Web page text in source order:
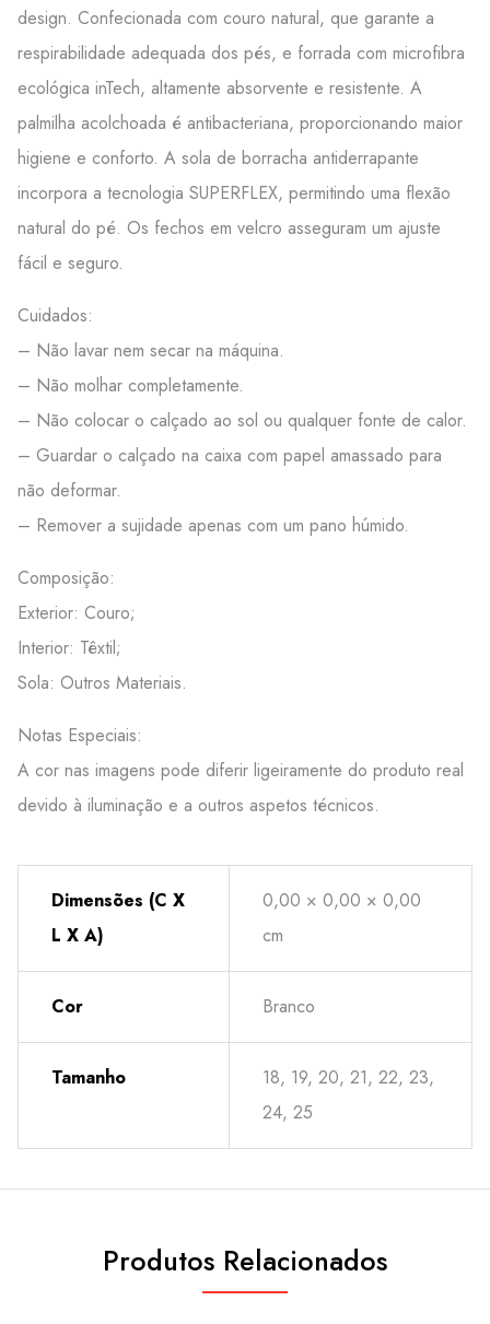
design. Confecionada com couro natural, que garante a
respirabilidade adequada dos pés, e forrada com microfibra
ecológica inTech, altamente absorvente e resistente. A
palmilha acolchoada é antibacteriana, proporcionando maior
higiene e conforto. A sola de borracha antiderrapante
incorpora a tecnologia SUPERFLEX, permitindo uma flexão
natural do pé. Os fechos em velcro asseguram um ajuste
fácil e seguro.
Cuidados:
– Não lavar nem secar na máquina.
– Não molhar completamente.
– Não colocar o calçado ao sol ou qualquer fonte de calor.
– Guardar o calçado na caixa com papel amassado para
não deformar.
– Remover a sujidade apenas com um pano húmido.
Composição:
Exterior: Couro;
Interior: Têxtil;
Sola: Outros Materiais.
Notas Especiais:
A cor nas imagens pode diferir ligeiramente do produto real
devido à iluminação e a outros aspetos técnicos.
Dimensões (C X
L X A)
0,00 × 0,00 × 0,00
cm
Cor Branco
Tamanho
18, 19, 20, 21, 22, 23,
24, 25
Produtos Relacionados